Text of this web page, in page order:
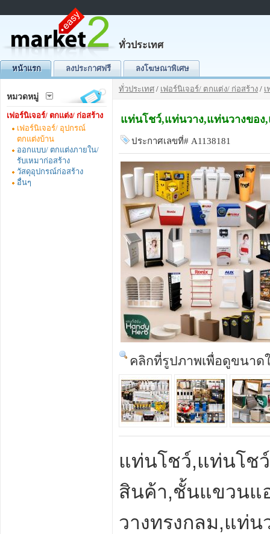
ทั่วประเทศ
หน้าแรก ลงประกาศฟรี ลงโฆษณาพิเศษ
หมวดหมู่
เฟอร์นิเจอร์/ ตกแต่ง/ ก่อสร้าง
เฟอร์นิเจอร์/ อุปกรณ์
ตกแต่งบ้าน
ออกแบบ/ ตกแต่งภายใน/
รับเหมาก่อสร้าง
วัสดุอุปกรณ์ก่อสร้าง
อื่นๆ
ทั่วประเทศ / เฟอร์นิเจอร์/ ตกแต่ง/ ก่อสร้าง /
แท่นโชว์,แท่นวาง,แท่นวางขอ
ประกาศเลขที่# A1138181
คลิกที่รูปภาพเพื่อดูขนาด
แท่นโชว์,แท่นโช
สินค้า,ชั้นแขวนแ
วางทรงกลม,แท่น